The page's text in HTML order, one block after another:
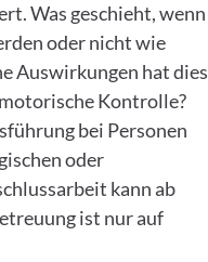
Was geschieht, wenn
oder nicht wie
Auswirkungen hat dies
Kontrolle?
bei Personen
oder
kann ab
ist nur auf